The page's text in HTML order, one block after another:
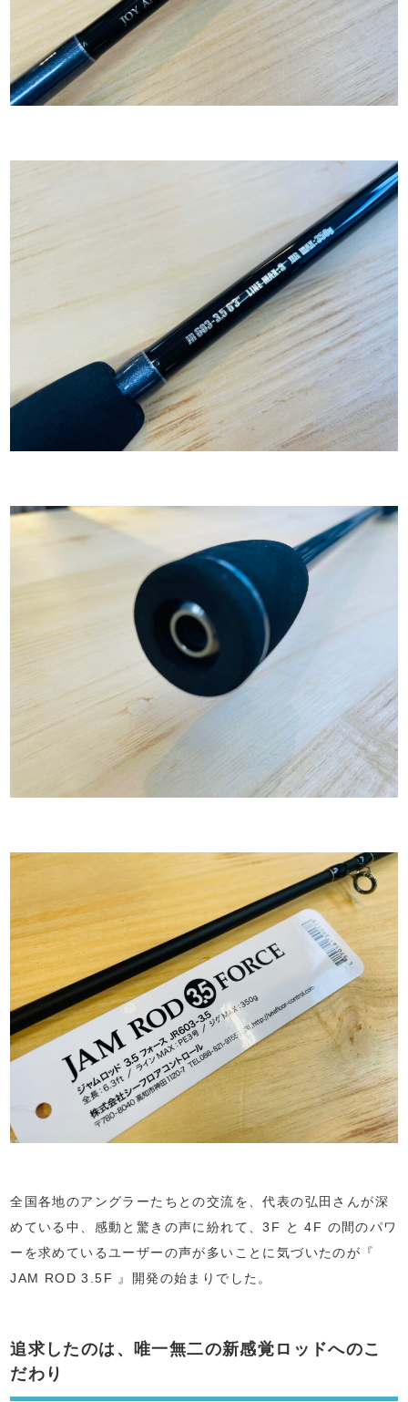
全国各地のアングラーたちとの交流を、代表の弘田さんが深
めている中、感動と驚きの声に紛れて、3F と 4F の間のパワ
ーを求めているユーザーの声が多いことに気づいたのが『
JAM ROD 3.5F 』開発の始まりでした。
追求したのは、唯一無二の新感覚ロッドへのこ
だわり